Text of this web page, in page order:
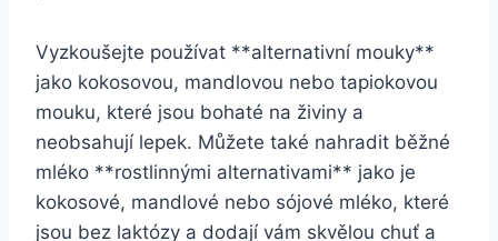
Vyzkoušejte používat **alternativní mouky**
jako kokosovou, mandlovou nebo tapiokovou
mouku, které jsou bohaté na živiny a
neobsahují lepek. Můžete také nahradit běžné
mléko **rostlinnými alternativami** jako je
kokosové, mandlové nebo sójové mléko, které
jsou bez laktózy a dodají vám skvělou chuť a